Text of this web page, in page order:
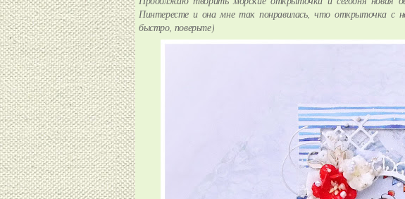
Пинтересте и она мне так понравилась, что открыточка с
быстро, поверьте)